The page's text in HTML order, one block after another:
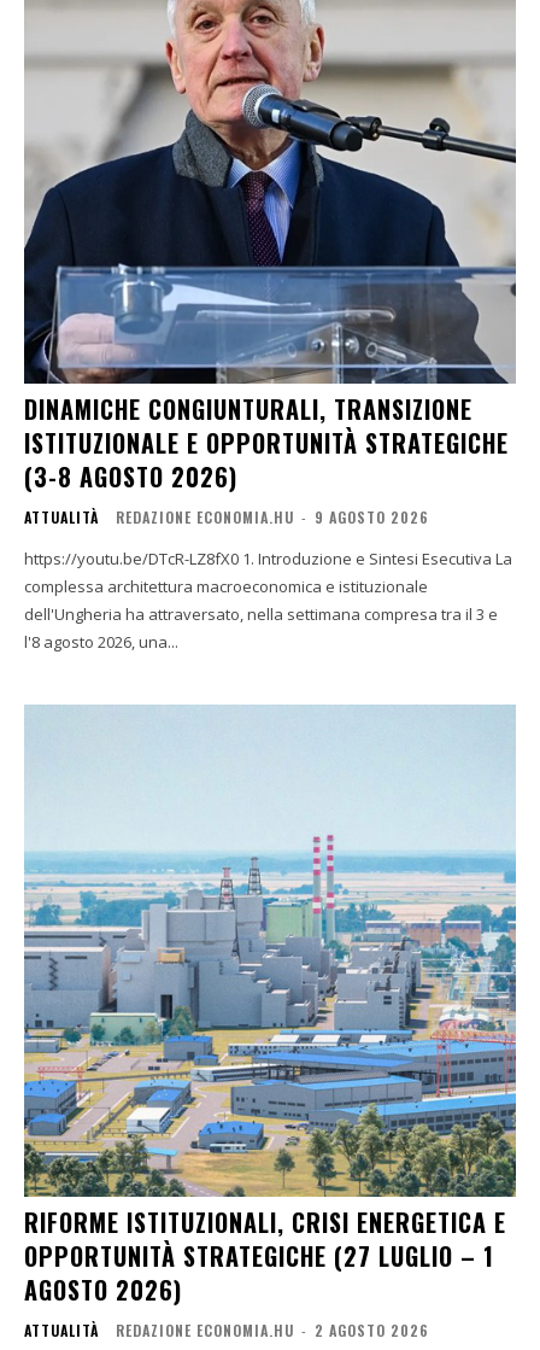
DINAMICHE CONGIUNTURALI, TRANSIZIONE
ISTITUZIONALE E OPPORTUNITÀ STRATEGICHE
(3-8 AGOSTO 2026)
ATTUALITÀ REDAZIONE ECONOMIA.HU - 9 AGOSTO 2026
https://youtu.be/DTcR-LZ8fX0 1. Introduzione e Sintesi Esecutiva La
complessa architettura macroeconomica e istituzionale
dell'Ungheria ha attraversato, nella settimana compresa tra il 3 e
l'8 agosto 2026, una...
RIFORME ISTITUZIONALI, CRISI ENERGETICA E
OPPORTUNITÀ STRATEGICHE (27 LUGLIO – 1
AGOSTO 2026)
ATTUALITÀ REDAZIONE ECONOMIA.HU - 2 AGOSTO 2026